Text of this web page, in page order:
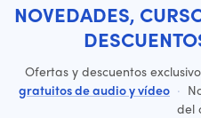
NOVEDADES,
Ofertas y descuentos
gratuitos de audio y vídeo ·
del